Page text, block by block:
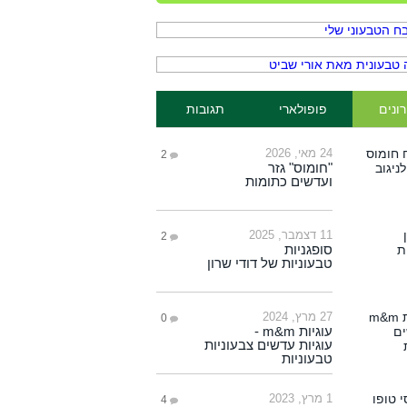
פופולארי תגובות
24 מאי, 2026 2
"חומוס" גזר
ועדשים כתומות
11 דצמבר, 2025 2
סופגניות
טבעוניות של דודי שרון
27 מרץ, 2024 0
עוגיות m&m -
עוגיות עדשים צבעוניות
טבעוניות
1 מרץ, 2023 4